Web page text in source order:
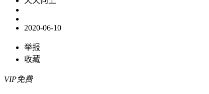
2020-06-10
举报
收藏
VIP免费